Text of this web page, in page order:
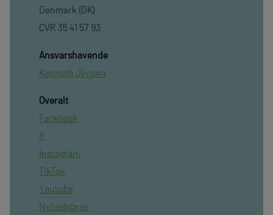
Denmark (DK)
CVR 35 41 57 93
Ansvarshavende
Kenneth Jensen
Overalt
Facebook
X
Instagram
TikTok
Youtube
Nyhedsbrev